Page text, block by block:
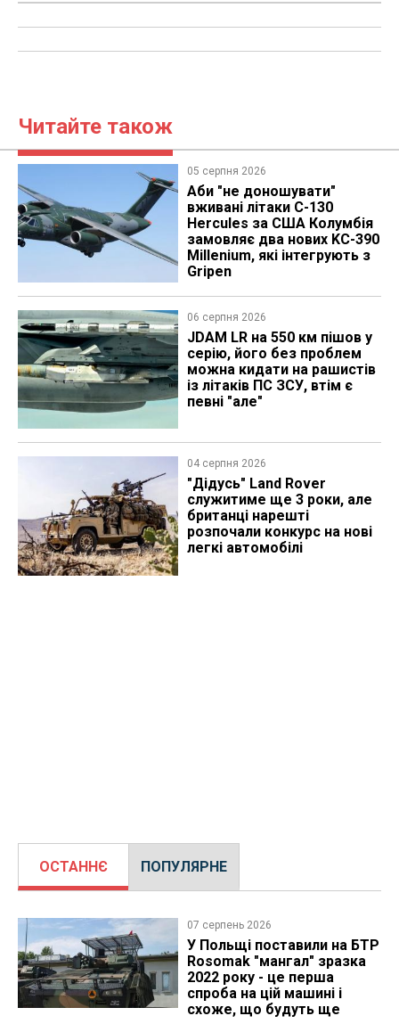
Читайте також
05 серпня 2026
Аби "не доношувати"
вживані літаки C-130
Hercules за США Колумбія
замовляє два нових KC-390
Millenium, які інтегрують з
Gripen
06 серпня 2026
JDAM LR на 550 км пішов у
серію, його без проблем
можна кидати на рашистів
із літаків ПС ЗСУ, втім є
певні "але"
04 серпня 2026
"Дідусь" Land Rover
служитиме ще 3 роки, але
британці нарешті
розпочали конкурс на нові
легкі автомобілі
ОСТАННЄ ПОПУЛЯРНЕ
07 серпень 2026
У Польщі поставили на БТР
Rosomak "мангал" зразка
2022 року - це перша
спроба на цій машині і
схоже, що будуть ще